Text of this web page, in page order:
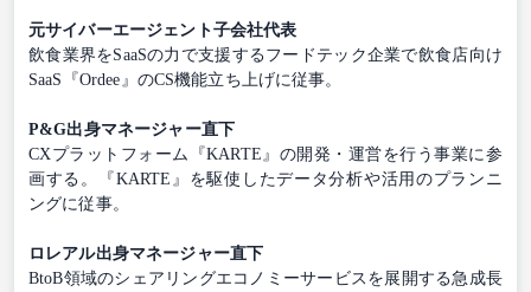
元サイバーエージェント子会社代表
飲食業界をSaaSの力で支援するフードテック企業で飲食店向け
SaaS『Ordee』のCS機能立ち上げに従事。
P&G出身マネージャー直下
CXプラットフォーム『KARTE』の開発・運営を行う事業に参
画する。『KARTE』を駆使したデータ分析や活用のプランニ
ングに従事。
ロレアル出身マネージャー直下
BtoB領域のシェアリングエコノミーサービスを展開する急成長